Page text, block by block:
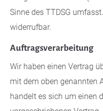
Sinne des TTDSG
widerrufbar.
Auftragsverarbeitung
Wir haben einen Vertrag
mit dem oben genannten
handelt es sich um einen